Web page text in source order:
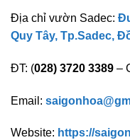
Địa chỉ vườn Sadec:
Quy Tây, Tp.Sadec,
ĐT: (028) 3720 3389 –
Email:
Website: https://